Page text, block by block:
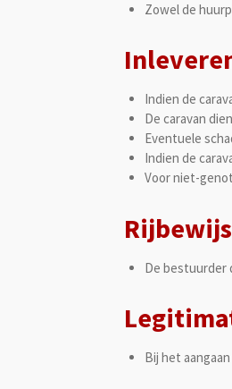
Zowel de
Indien de
De caravan
Eventuele
Indien de
Voor niet-
Rijbewijs
De bestuurder
Bij het